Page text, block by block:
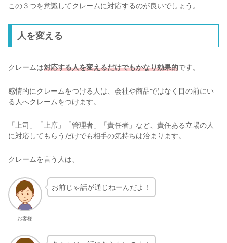
この３つを意識してクレームに対応するのが良いでしょう。
人を変える
クレームは対応する人を変えるだけでもかなり効果的です。
感情的にクレームをつける人は、会社や商品ではなく目の前にい
る人へクレームをつけます。
「上司」「上席」「管理者」「責任者」など、責任ある立場の人
に対応してもらうだけでも相手の気持ちは治まります。
クレームを言う人は、
お客様
お前じゃ話が通じねーんだよ！